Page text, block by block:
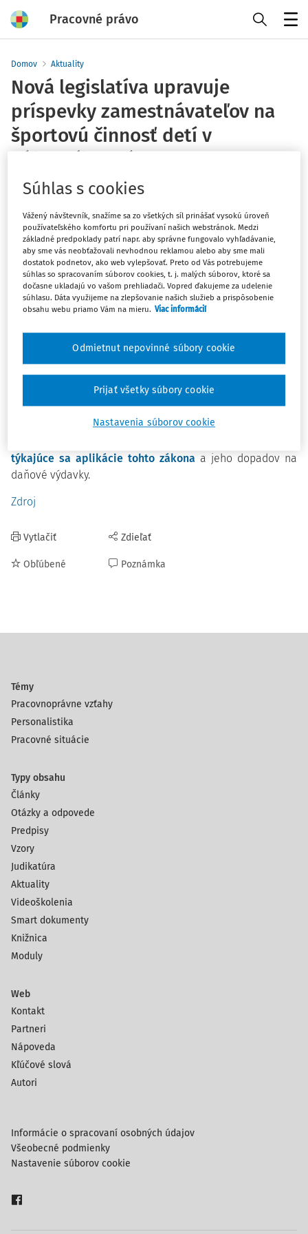
Pracovné právo
Domov Aktuality
Nová legislatíva upravuje
príspevky zamestnávateľov na
športovú činnosť detí v
Zákonníku práce
redakcia
Vydané:23. 1. 2025
1 minúta čítania
Národná rada Slovenskej republiky prijala zákon č.
324/2024 Z. z., ktorý mení Zákonník práce a vstúpil do
platnosti 1. januára 2025. Tento zákon prináša úpravy v
§152b, upravujúce poskytnutie príspevku na športovú
činnosť dieťaťa.
Zamestnávateľ s viac ako 49 zamestnancami je povinný
poskytnúť príspevok na žiadosť zamestnanca, avšak za
určitých podmienok. Príspevok pokrýva 55 % oprávnených
výdavkov, maximálne však 275 eur ročne.
Novelizácia tiež zosúlaďuje posudzovanie zdaniteľnosti
príspevkov v súlade s ustanoveniami zákona o dani z
týkajúce sa aplikácie tohto zákona a jeho dopadov na
daňové výdavky.
Zdroj
Vytlačiť
Obľúbené
Zdieľať
Poznámka
Témy
Pracovnoprávne vzťahy
Personalistika
Pracovné situácie
Typy obsahu
Články
Otázky a odpovede
Predpisy
Vzory
Judikatúra
Aktuality
Videoškolenia
Smart dokumenty
Knižnica
Moduly
Web
Kontakt
Partneri
Nápoveda
Kľúčové slová
Autori
Informácie o spracovaní osobných údajov
Všeobecné podmienky
Nastavenie súborov cookie
Súhlas s cookies
Vážený návštevník, snažíme sa zo všetkých síl prinášať vysokú úroveň
používateľského komfortu pri používaní našich webstránok. Medzi
základné predpoklady patrí napr. aby správne fungovalo vyhľadávanie,
aby sme vás neobťažovali nevhodnou reklamou alebo aby sme mali
dostatok podnetov, ako web vylepšovať. Preto od Vás potrebujeme
súhlas so spracovaním súborov cookies, t. j. malých súborov, ktoré sa
dočasne ukladajú vo vašom prehliadači. Vopred ďakujeme za udelenie
súhlasu. Dáta využijeme na zlepšovanie našich služieb a prispôsobenie
obsahu webu priamo Vám na mieru. Viac informácií
Nastavenia súborov cookie
Odmietnut nepovinné súbory cookie
Prijať všetky súbory cookie